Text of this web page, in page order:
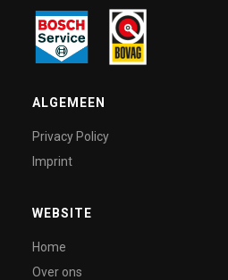
ALGEMEEN
Privacy Policy
Imprint
WEBSITE
Home
Over ons